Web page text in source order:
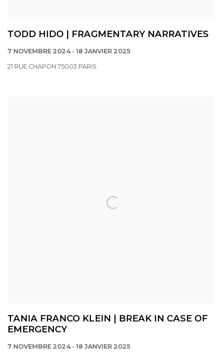
TODD HIDO | FRAGMENTARY NARRATIVES
7 NOVEMBRE 2024 - 18 JANVIER 2025
21 RUE CHAPON 75003 PARIS
TANIA FRANCO KLEIN | BREAK IN CASE OF
EMERGENCY
7 NOVEMBRE 2024 - 18 JANVIER 2025